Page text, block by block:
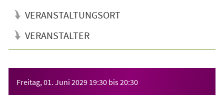
VERANSTALTUNGSORT
VERANSTALTER
Freitag, 01. Juni 2029 19:30 bis20:30